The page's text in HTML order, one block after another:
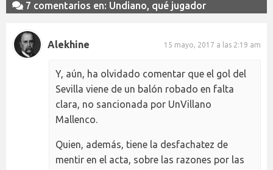
7 comentarios en: Undiano, qué jugador
Alekhine 15 mayo, 2017 a las 2:19 am
Y, aún, ha olvidado comentar que el gol del
Sevilla viene de un balón robado en falta
clara, no sancionada por UnVillano
Mallenco.
Quien, además, tiene la desfachatez de
mentir en el acta, sobre las razones por las